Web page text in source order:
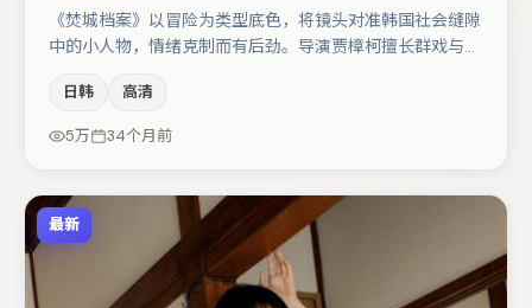
《焚城档案》以冒险为类型底色，将镜头对准韩国社会缝隙
中的小人物，情绪克制而有后劲。导演贾樟柯擅长群戏与空
中承担叙事驱动，雷佳音、朱一龙分别提供反差与喜剧/悬
疑调剂（视场次而定）。整体完成度较高，适合周末一口气
追完。
日韩 高清
5万 34个月前
最新